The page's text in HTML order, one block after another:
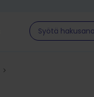
Hae sivulla
>